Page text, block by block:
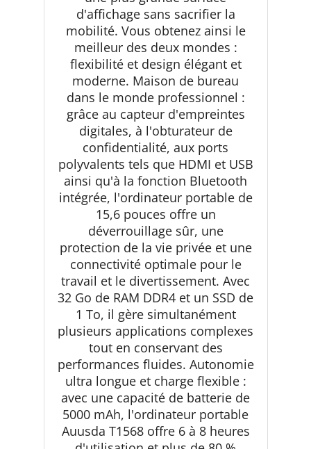
d'affichage sans sacrifier la
mobilité. Vous obtenez ainsi le
meilleur des deux mondes :
flexibilité et design élégant et
moderne. Maison de bureau
dans le monde professionnel :
grâce au capteur d'empreintes
digitales, à l'obturateur de
confidentialité, aux ports
polyvalents tels que HDMI et USB
ainsi qu'à la fonction Bluetooth
intégrée, l'ordinateur portable de
15,6 pouces offre un
déverrouillage sûr, une
protection de la vie privée et une
connectivité optimale pour le
travail et le divertissement. Avec
32 Go de RAM DDR4 et un SSD de
1 To, il gère simultanément
plusieurs applications complexes
tout en conservant des
performances fluides. Autonomie
ultra longue et charge flexible :
avec une capacité de batterie de
5000 mAh, l'ordinateur portable
Auusda T1568 offre 6 à 8 heures